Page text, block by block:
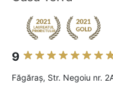
9
Făgăraş, Str. Negoiu nr.